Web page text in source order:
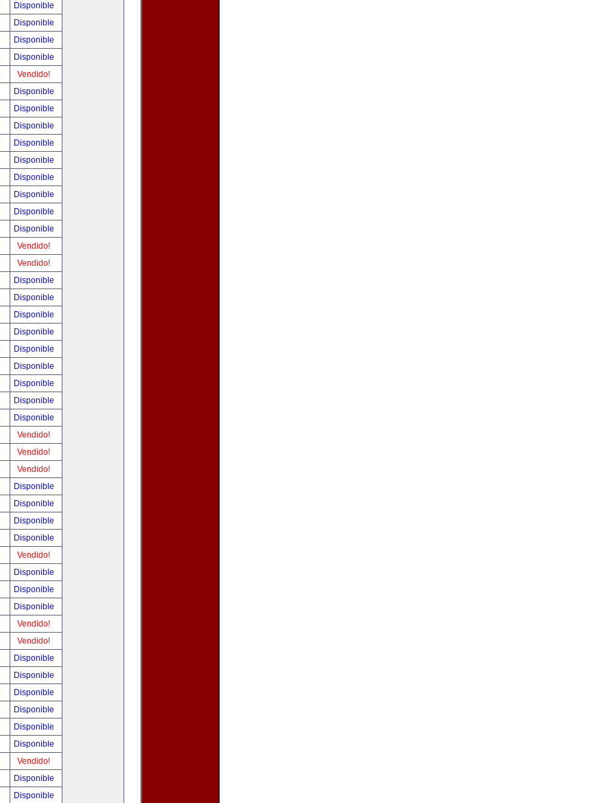
Disponible
Disponible
Disponible
Disponible
Vendido!
Disponible
Disponible
Disponible
Disponible
Disponible
Disponible
Disponible
Disponible
Disponible
Vendido!
Vendido!
Disponible
Disponible
Disponible
Disponible
Disponible
Disponible
Disponible
Disponible
Disponible
Vendido!
Vendido!
Vendido!
Disponible
Disponible
Disponible
Disponible
Vendido!
Disponible
Disponible
Disponible
Vendido!
Vendido!
Disponible
Disponible
Disponible
Disponible
Disponible
Disponible
Vendido!
Disponible
Disponible